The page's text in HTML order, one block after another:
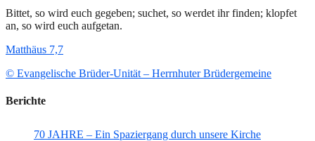
Bittet, so wird euch gegeben; suchet, so werdet ihr finden; klopfet
an, so wird euch aufgetan.
Matthäus 7,7
© Evangelische Brüder-Unität – Herrnhuter Brüdergemeine
Berichte
70 JAHRE – Ein Spaziergang durch unsere Kirche